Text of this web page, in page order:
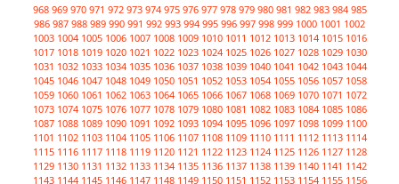
968 969 970 971 972 973 974 975 976 977 978 979 980 981 982 983 984 985
986 987 988 989 990 991 992 993 994 995 996 997 998 999 1000 1001 1002
1003 1004 1005 1006 1007 1008 1009 1010 1011 1012 1013 1014 1015 1016
1017 1018 1019 1020 1021 1022 1023 1024 1025 1026 1027 1028 1029 1030
1031 1032 1033 1034 1035 1036 1037 1038 1039 1040 1041 1042 1043 1044
1045 1046 1047 1048 1049 1050 1051 1052 1053 1054 1055 1056 1057 1058
1059 1060 1061 1062 1063 1064 1065 1066 1067 1068 1069 1070 1071 1072
1073 1074 1075 1076 1077 1078 1079 1080 1081 1082 1083 1084 1085 1086
1087 1088 1089 1090 1091 1092 1093 1094 1095 1096 1097 1098 1099 1100
1101 1102 1103 1104 1105 1106 1107 1108 1109 1110 1111 1112 1113 1114
1115 1116 1117 1118 1119 1120 1121 1122 1123 1124 1125 1126 1127 1128
1129 1130 1131 1132 1133 1134 1135 1136 1137 1138 1139 1140 1141 1142
1143 1144 1145 1146 1147 1148 1149 1150 1151 1152 1153 1154 1155 1156